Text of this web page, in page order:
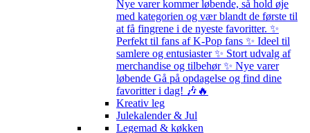
Nye varer kommer løbende, så hold øje
med kategorien og vær blandt de første til
at få fingrene i de nyeste favoritter. ✨
Perfekt til fans af K-Pop fans ✨ Ideel til
samlere og entusiaster ✨ Stort udvalg af
merchandise og tilbehør ✨ Nye varer
løbende Gå på opdagelse og find dine
favoritter i dag! 🎶🔥
Kreativ leg
Julekalender & Jul
Legemad & køkken